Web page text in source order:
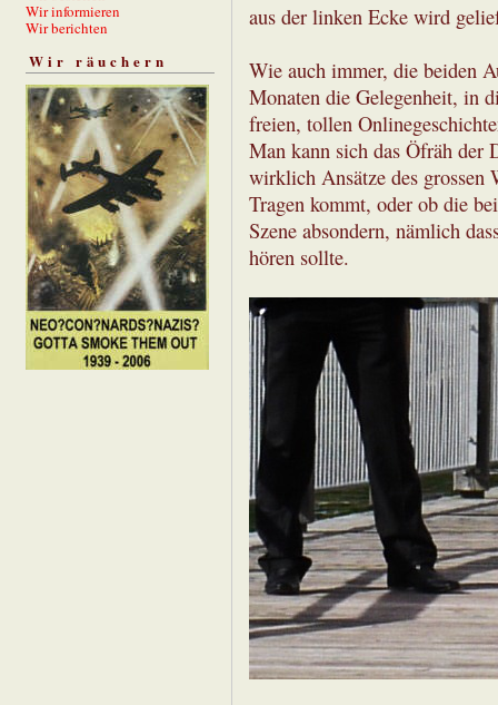
Wir informieren
Wir berichten
Wir räuchern
aus der linken Ecke wird
Wie auch immer, die beiden
Monaten die Gelegenheit, in
freien, tollen
Man kann sich das Öfräh der
wirklich Ansätze des grossen
Tragen kommt, oder ob die
Szene absondern, nämlich
hören sollte.